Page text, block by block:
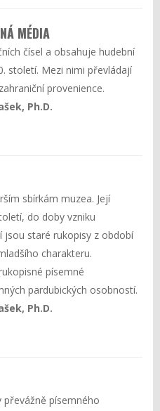
MÉDIA
čísel a obsahuje hudební
století. Mezi nimi převládají
provenience.
Ph.D.
sbírkám muzea. Její
do doby vzniku
jsou staré rukopisy z období
charakteru.
písemné
pardubických osobností.
Ph.D.
písemného